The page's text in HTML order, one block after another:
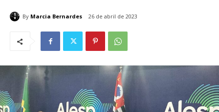
By Marcia Bernardes 26 de abril de 2023